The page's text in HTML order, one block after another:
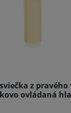
z pravého
ovládaná